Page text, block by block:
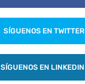
SÍGUENOS EN TWITTER
SÍGUENOS EN LINKEDIN